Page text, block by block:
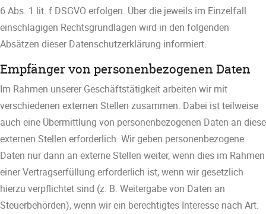
6 Abs. 1 lit. f DSGVO erfolgen. Über die jeweils im Einzelfall
einschlägigen Rechtsgrundlagen wird in den folgenden
Absätzen dieser Datenschutzerklärung informiert.
Empfänger von personenbezogenen Daten
Im Rahmen unserer Geschäftstätigkeit arbeiten wir mit
verschiedenen externen Stellen zusammen. Dabei ist teilweise
auch eine Übermittlung von personenbezogenen Daten an diese
externen Stellen erforderlich. Wir geben personenbezogene
Daten nur dann an externe Stellen weiter, wenn dies im Rahmen
einer Vertragserfüllung erforderlich ist, wenn wir gesetzlich
hierzu verpflichtet sind (z. B. Weitergabe von Daten an
Steuerbehörden), wenn wir ein berechtigtes Interesse nach Art.